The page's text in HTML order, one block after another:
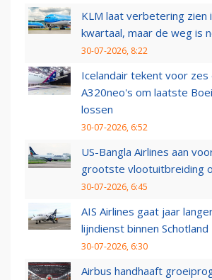
KLM laat verbetering zien
kwartaal, maar de weg is
30-07-2026, 8:22
Icelandair tekent voor zes
A320neo's om laatste
lossen
30-07-2026, 6:52
US-Bangla Airlines aan
grootste vlootuitbreiding
30-07-2026, 6:45
AIS Airlines gaat jaar
lijndienst binnen Schotland
30-07-2026, 6:30
Airbus handhaaft